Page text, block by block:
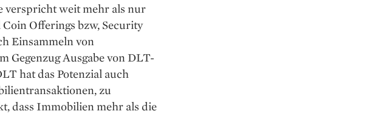
verspricht weit mehr als nur
Offerings bzw, Security
Einsammeln von
Gegenzug Ausgabe von DLT-
hat das Potenzial auch
zu
dass Immobilien mehr als die